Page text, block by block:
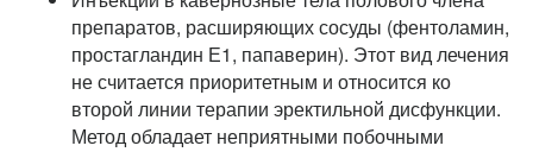
препаратов, расширяющих сосуды (фентоламин,
простагландин Е1, папаверин). Этот вид лечения
не считается приоритетным и относится ко
второй линии терапии эректильной дисфункции.
Метод обладает неприятными побочными